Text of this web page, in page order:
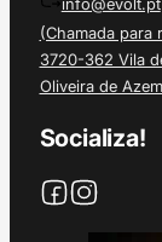
(Chamada para
3720-362 Vila
Oliveira de
Socializa!